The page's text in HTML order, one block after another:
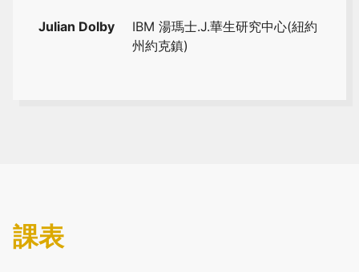
Julian Dolby
IBM 湯瑪士.J.華生研究中心(紐約
州約克鎮)
課表